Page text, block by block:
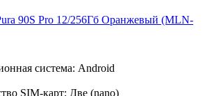
90S Pro 12/256Гб Оранжевый (MLN-
система: Android
SIM-карт: Две (nano)